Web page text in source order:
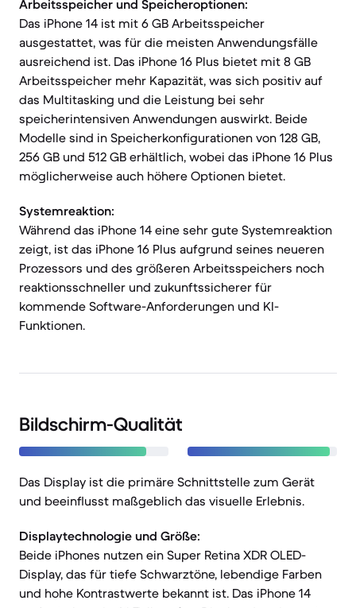
Arbeitsspeicher und Speicheroptionen:
Das iPhone 14 ist mit 6 GB Arbeitsspeicher
ausgestattet, was für die meisten Anwendungsfälle
ausreichend ist. Das iPhone 16 Plus bietet mit 8 GB
Arbeitsspeicher mehr Kapazität, was sich positiv auf
das Multitasking und die Leistung bei sehr
speicherintensiven Anwendungen auswirkt. Beide
Modelle sind in Speicherkonfigurationen von 128 GB,
256 GB und 512 GB erhältlich, wobei das iPhone 16 Plus
möglicherweise auch höhere Optionen bietet.
Systemreaktion:
Während das iPhone 14 eine sehr gute Systemreaktion
zeigt, ist das iPhone 16 Plus aufgrund seines neueren
Prozessors und des größeren Arbeitsspeichers noch
reaktionsschneller und zukunftssicherer für
kommende Software-Anforderungen und KI-
Funktionen.
Bildschirm-Qualität
Das Display ist die primäre Schnittstelle zum Gerät
und beeinflusst maßgeblich das visuelle Erlebnis.
Displaytechnologie und Größe:
Beide iPhones nutzen ein Super Retina XDR OLED-
Display, das für tiefe Schwarztöne, lebendige Farben
und hohe Kontrastwerte bekannt ist. Das iPhone 14